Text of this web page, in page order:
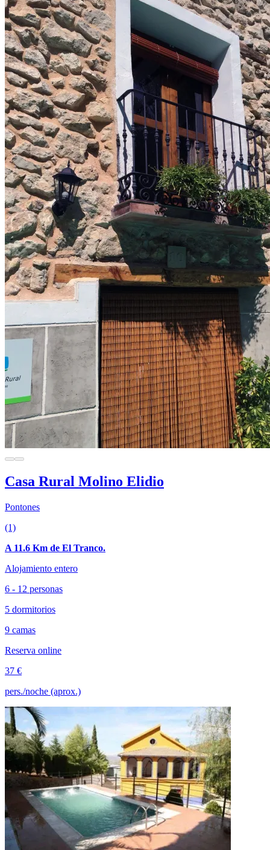
Casa Rural Molino Elidio
Pontones
(1)
A 11.6 Km de El Tranco.
Alojamiento entero
6 - 12 personas
5 dormitorios
9 camas
Reserva online
37 €
pers./noche (aprox.)